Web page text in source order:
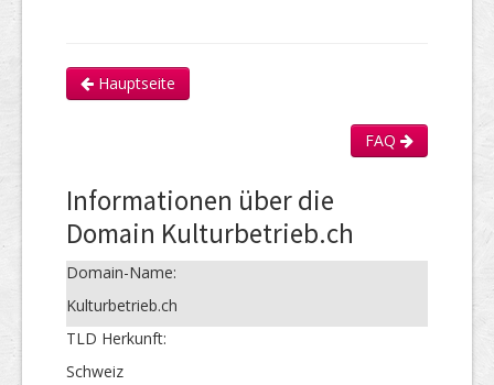
Hauptseite
FAQ
Informationen über die
Domain Kulturbetrieb.ch
Domain-Name:
Kulturbetrieb.ch
TLD Herkunft:
Schweiz